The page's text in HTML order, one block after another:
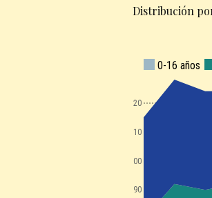
Distribución
90
100
110
120
0-16 años